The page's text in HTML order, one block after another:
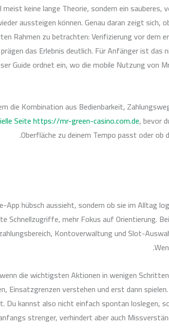
keine lange Theorie, sondern ein sauberes,
aussteigen können. Genau daran zeigt
Rahmen zu betrachten: Verifizierung vor dem
das Erlebnis deutlich. Für Anfänger ist
Guide ordnet ein, wo die mobile Nutzung von
die Kombination aus Bedienbarkeit,
Seite https://mr-green-casino.com.de, bevor
Oberfläche zu deinem Tempo passt oder ob
App hübsch aussieht, sondern ob sie im Alltag
Schnellzugriffe, mehr Fokus auf Orientierung.
Kontoverwaltung und Slot-
die wichtigsten Aktionen in wenigen
Einsatzgrenzen verstehen und erst dann
Du kannst also nicht einfach spontan loslegen,
strenger, verhindert aber auch